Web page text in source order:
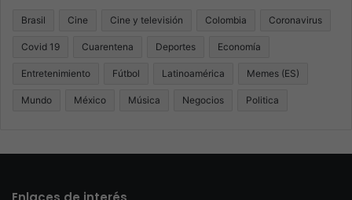
Brasil Cine Cine y televisión Colombia Coronavirus
Covid 19 Cuarentena Deportes Economía
Entretenimiento Fútbol Latinoamérica Memes (ES)
Mundo México Música Negocios Politica